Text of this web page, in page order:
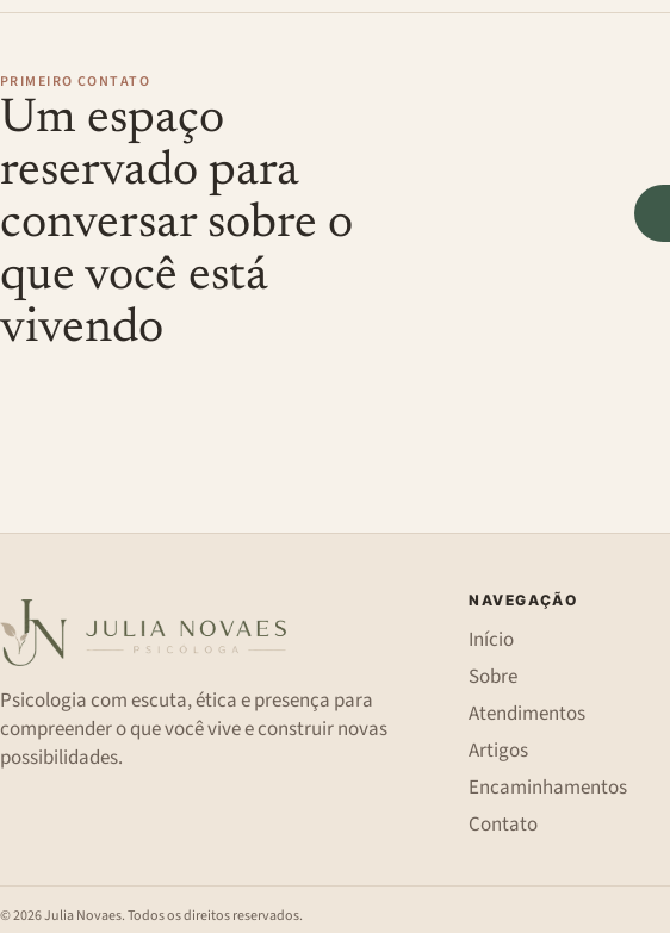
PRIMEIRO CONTATO
Um espaço
reservado para
conversar sobre o
que você está
vivendo
Psicologia com escuta, ética e presença para
compreender o que você vive e construir novas
possibilidades.
NAVEGAÇÃO
Início
Sobre
Atendimentos
Artigos
Encaminhamentos
Contato
© 2026 Julia Novaes. Todos os direitos reservados.